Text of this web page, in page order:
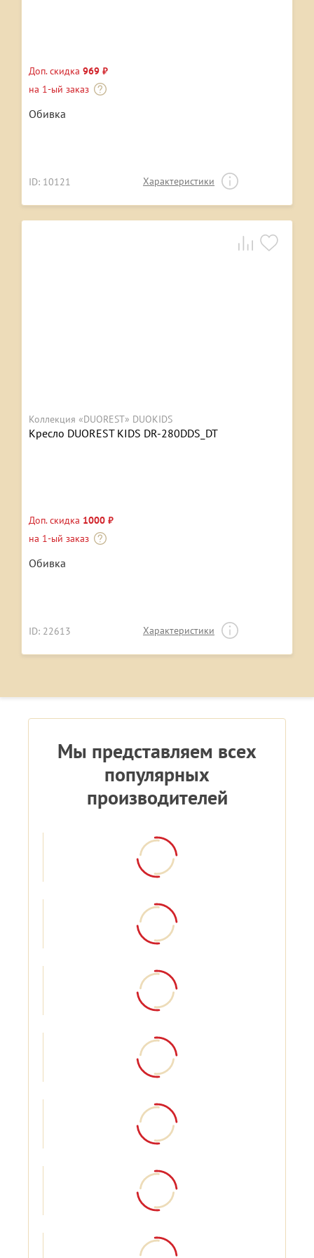
Доп. скидка 969 ₽
на 1-ый заказ
Обивка
ID: 10121 Характеристики
Коллекция «DUOREST» DUOKIDS
Кресло DUOREST KIDS DR-280DDS_DT
Доп. скидка 1000 ₽
на 1-ый заказ
Обивка
ID: 22613 Характеристики
Мы представляем всех
популярных
производителей